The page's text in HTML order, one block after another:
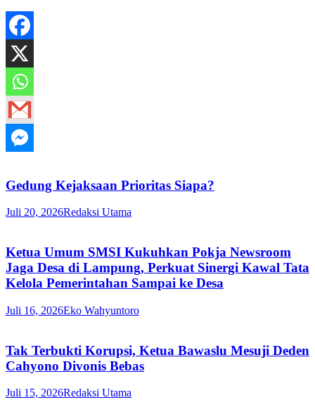
Gedung Kejaksaan Prioritas Siapa?
Juli 20, 2026Redaksi Utama
Ketua Umum SMSI Kukuhkan Pokja Newsroom
Jaga Desa di Lampung, Perkuat Sinergi Kawal Tata
Kelola Pemerintahan Sampai ke Desa
Juli 16, 2026Eko Wahyuntoro
Tak Terbukti Korupsi, Ketua Bawaslu Mesuji Deden
Cahyono Divonis Bebas
Juli 15, 2026Redaksi Utama